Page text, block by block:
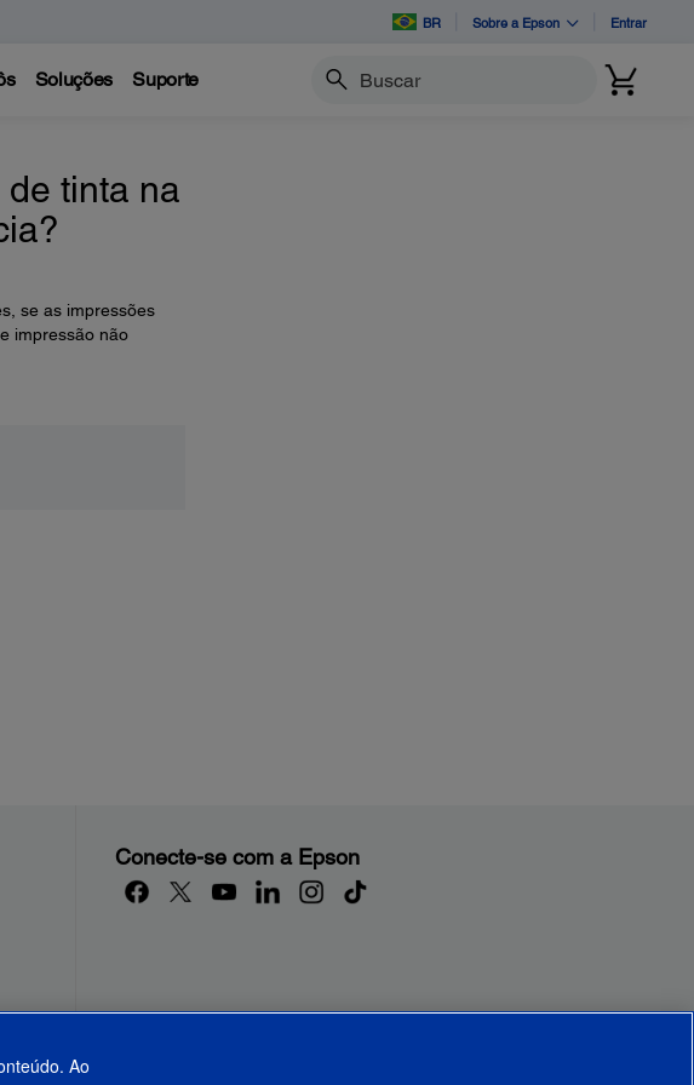
BR Sobre a Epson Entrar
Soluções Suporte Buscar
tinta na
se as impressões
impressão não
Conecte-se com a Epson
Ao